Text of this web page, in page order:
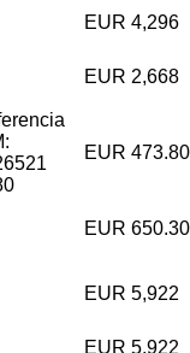
EUR 4,296
EUR 2,668
EUR 473.80
EUR 650.30
EUR 5,922
EUR 5,922